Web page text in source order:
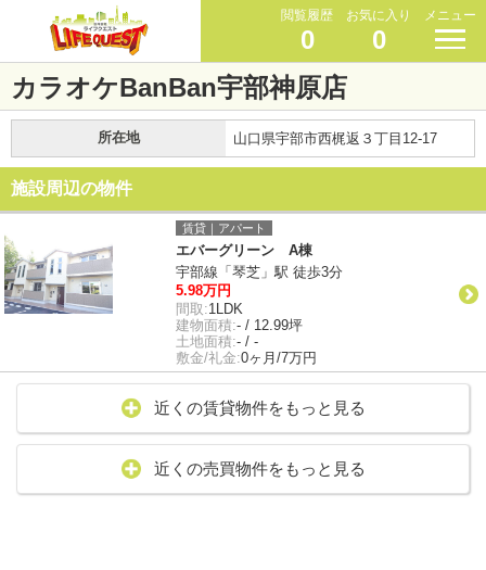
閲覧履歴
0
お気に入り
0
メニュー
カラオケBanBan宇部神原店
所在地 山口県宇部市西梶返３丁目12-17
施設周辺の物件
賃貸｜アパート
エバーグリーン A棟
宇部線「琴芝」駅 徒歩3分
5.98万円
間取:1LDK
建物面積:- / 12.99坪
土地面積:- / -
敷金/礼金:0ヶ月/7万円
近くの賃貸物件をもっと見る
近くの売買物件をもっと見る